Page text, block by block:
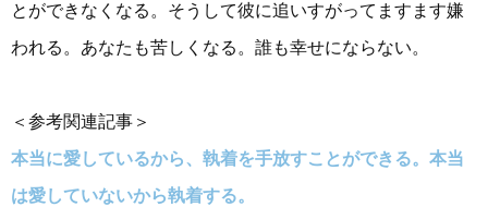
とができなくなる。そうして彼に追いすがってますます嫌
われる。あなたも苦しくなる。誰も幸せにならない。
＜参考関連記事＞
本当に愛しているから、執着を手放すことができる。本当
は愛していないから執着する。